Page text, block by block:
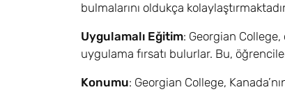
bulmalarını oldukça
Uygulamalı Eğitim: Georgian
uygulama fırsatı bulurlar. Bu,
Konumu: Georgian College,